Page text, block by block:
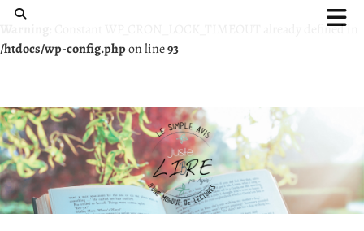
: Constant WP_CRON_LOCK_TIMEOUT already defined in
/htdocs/wp-config.phpon line93